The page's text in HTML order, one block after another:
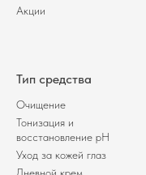
Тонизация и
восстановление pH
Очищение
Уход за кожей глаз
Тип средства
Акции